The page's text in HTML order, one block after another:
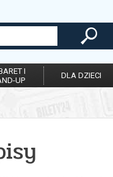
I
UP
DLA DZIECI